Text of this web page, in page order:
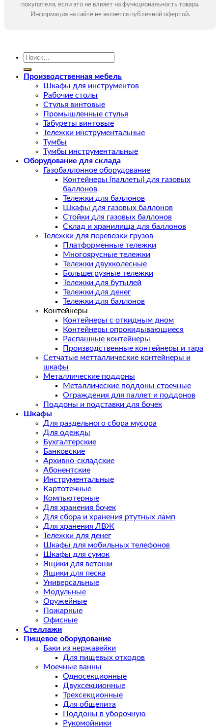
покупателя, если это не влияет на функциональность товара.
Информация на сайте не является публичной офертой.
Искать:
Производственная мебель
Шкафы для инструментов
Рабочие столы
Стулья винтовые
Промышленные стулья
Табуреты винтовые
Тележки инструментальные
Тумбы
Тумбы инструментальные
Оборудование для склада
Газобаллонное оборудование
Контейнеры (паллеты) для газовых
баллонов
Тележки для баллонов
Шкафы для газовых баллонов
Стойки для газовых баллонов
Склад и хранилища для баллонов
Тележки для перевозки грузов
Платформенные тележки
Многоярусные тележки
Тележки двухколесные
Большегрузные тележки
Тележки для бутылей
Тележки для денег
Тележки для баллонов
Контейнеры
Контейнеры с откидным дном
Контейнеры опрокидывающиеся
Распашные контейнеры
Производственные контейнеры и тара
Сетчатые метталлические контейнеры и
шкафы
Металлические поддоны
Металлические поддоны стоечные
Ограждения для паллет и поддонов
Поддоны и подставки для бочек
Шкафы
Для раздельного сбора мусора
Для одежды
Бухгалтерские
Банковские
Архивно-складские
Абонентские
Инструментальные
Картотечные
Компьютерные
Для хранения бочек
Для сбора и хранения ртутных ламп
Для хранения ЛВЖ
Тележки для денег
Шкафы для мобильных телефонов
Шкафы для сумок
Ящики для ветоши
Ящики для песка
Универсальные
Модульные
Оружейные
Пожарные
Офисные
Стеллажи
Пищевое оборудование
Баки из нержавейки
Для пищевых отходов
Моечные ванны
Односекционные
Двухсекционные
Трехсекционные
Для общепита
Поддоны в уборочную
Рукомойники